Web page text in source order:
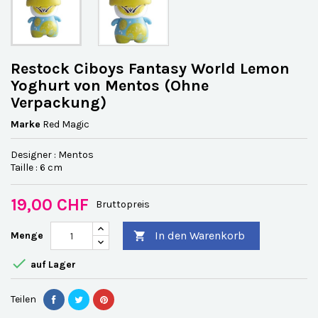
Restock Ciboys Fantasy World Lemon
Yoghurt von Mentos (Ohne
Verpackung)
Marke Red Magic
Designer : Mentos
Taille : 6 cm
19,00 CHF Bruttopreis
Menge  In den Warenkorb
 auf Lager
Teilen